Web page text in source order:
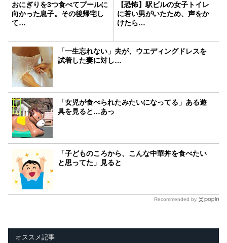
おにぎりを3つ食べてプールに
向かった息子。その後帰宅し
て…
【恐怖】駅ビルの女子トイレ
に若い男がいたため、声をか
けたら…
「一生忘れない」夫が、ウエディングドレスを
試着した妻に対し…
「女児が食べられたみたいになってる」ある遊
具を見ると…あっ
「子どものころから、こんな中華丼を食べたい
と思ってた」見ると
Recommended by
オススメ記事